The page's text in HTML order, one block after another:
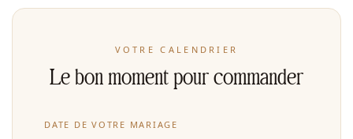
VOTRE CALENDRIER
Le bon moment pour commander
DATE DE VOTRE MARIAGE